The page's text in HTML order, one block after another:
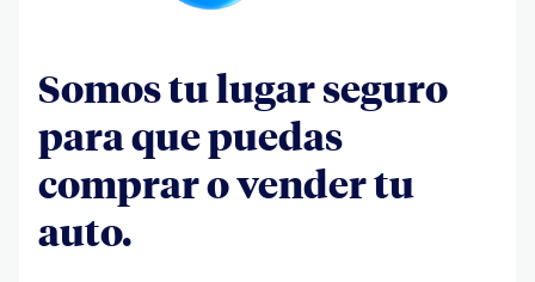
Somos tu lugar seguro
para que puedas
comprar o vender tu
auto.